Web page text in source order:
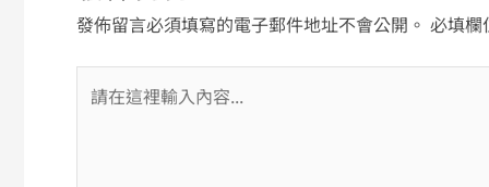
發佈留言必須填寫的電子郵件地址不會公開。 必填欄
在